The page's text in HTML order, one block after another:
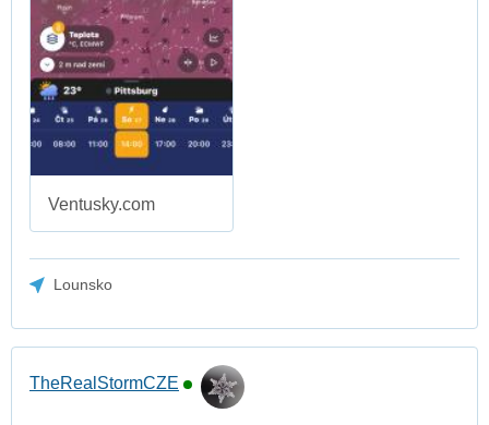
Ventusky.com
Lounsko
TheRealStormCZE